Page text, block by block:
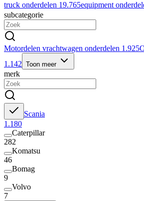
truck onderdelen 19.765equipment
subcategorie
Motordelen vrachtwagen onderdelen 1.925
1.142 Toon meer
merk
Scania
1.180
Caterpillar
282
Komatsu
46
Bomag
9
Volvo
7